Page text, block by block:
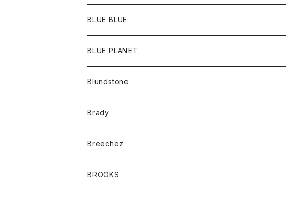
ポーチ
Ｔシャツ
ポトム
パンツ
BLUE BLUE
アウター
カーディガン
コート
アクセサリー
バッグ
ベルト
キッズ
Tシャツ
グッズ
アンダーウェアー
トップス
BLUE PLANET
サングラス
Blundstone
Brady
Breechez
シャツ
BROOKS